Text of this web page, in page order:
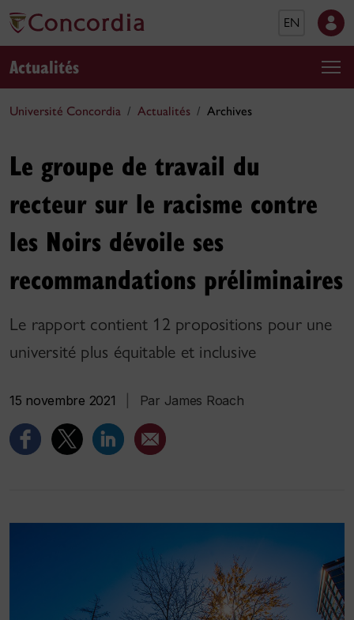
EN
Actualités
Université Concordia Actualités Archives
Le groupe de travail du
recteur sur le racisme contre
les Noirs dévoile ses
recommandations préliminaires
Le rapport contient 12 propositions pour une
université plus équitable et inclusive
15 novembre 2021 Par James Roach